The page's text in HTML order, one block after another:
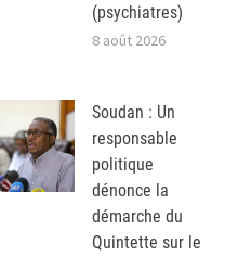
(psychiatres)
8 août 2026
Soudan : Un
responsable
politique
dénonce la
démarche du
Quintette sur le